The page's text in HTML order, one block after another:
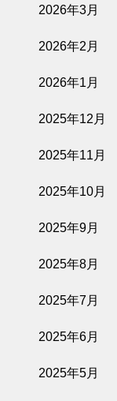
2026年3月
2026年2月
2026年1月
2025年12月
2025年11月
2025年10月
2025年9月
2025年8月
2025年7月
2025年6月
2025年5月